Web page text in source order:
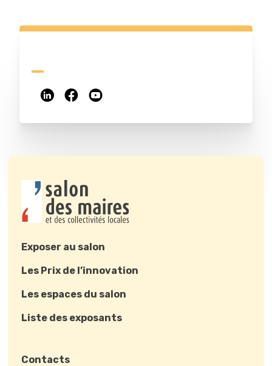
Exposer au salon
Les Prix de l’innovation
Les espaces du salon
Liste des exposants
Contacts